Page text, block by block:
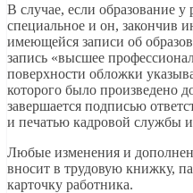
В случае, если образование у
специальное и он, закончив
имеющейся записи об
запись «высшее
поверхности обложки
которого было произведено
завершается подписью
и печатью кадровой службы
Любые изменения и
вносит в трудовую книжку,
карточку работника.